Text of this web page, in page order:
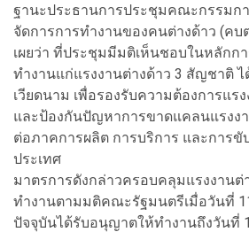
ฐานะประธานการประชุมคณะกรรมก
จัดการการทำงานของคนต่างด้าว (คบ
เผยว่า ที่ประชุมมีมติเห็นชอบในหลักก
ทำงานแก่แรงงานต่างด้าว 3 สัญชาติ ไ
เวียดนาม เพื่อรองรับความต้องการแร
และป้องกันปัญหาการขาดแคลนแรงง
ต่อภาคการผลิต การบริการ และการขั
ประเทศ
มาตรการดังกล่าวครอบคลุมแรงงานต่
ทำงานตามมติคณะรัฐมนตรีเมื่อวันที่
ปัจจุบันได้รับอนุญาตให้ทำงานถึงวันที่